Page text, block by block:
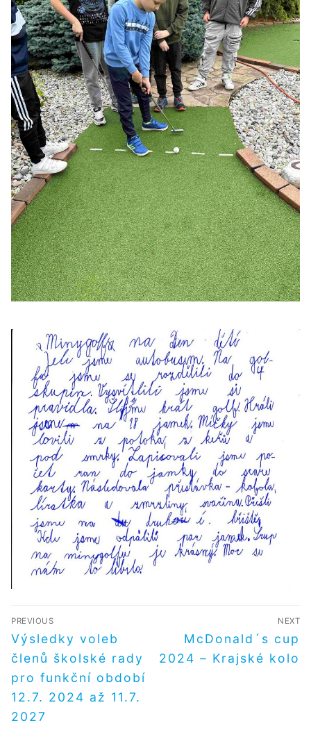
NAVIGACE
PRO
PŘÍSPĚVEK
PREVIOUS
Předchozí
příspěvek
Výsledky voleb
členů školské rady
pro funkční období
12.7. 2024 až 11.7.
2027
NEXT
Další
příspěvek
McDonald´s cup
2024 – Krajské kolo